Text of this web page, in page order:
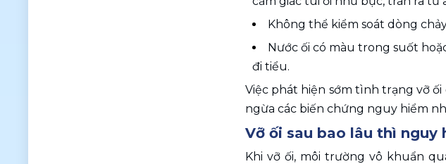
Không thể kiểm soát dòng
Nước ối có màu trong suốt
đi tiểu.
Việc phát hiện sớm tình trạng vỡ
ngừa các biến chứng nguy hiểm
Vỡ ối sau bao lâu thì nguy
Khi vỡ ối, môi trường vô khuẩn